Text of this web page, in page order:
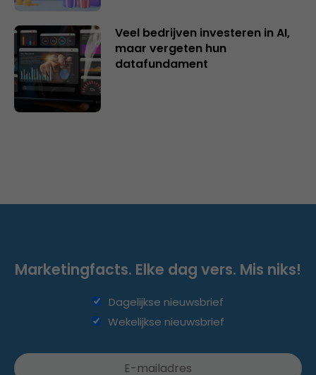
Veel bedrijven investeren in AI,
maar vergeten hun
datafundament
Marketingfacts. Elke dag vers. Mis niks!
Dagelijkse nieuwsbrief
Wekelijkse nieuwsbrief